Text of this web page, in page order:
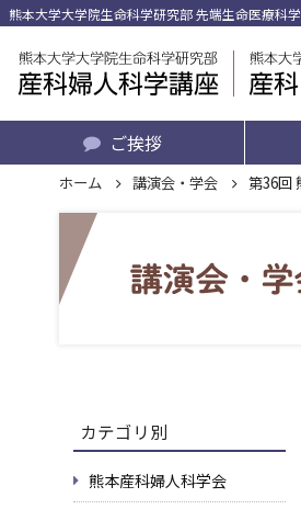
熊本大学大学院生命科学研究部 先端生命医療科
ご挨拶
ホーム 講演会・学会 第36回
カテゴリ別
熊本産科婦人科学会